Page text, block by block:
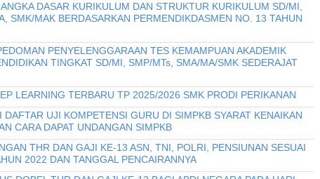
DASAR KURIKULUM DAN STRUKTUR KURIKULUM SD/MI,
SMK/MAK BERDASARKAN PERMENDIKDASMEN NO. 13 TAHUN
PENYELENGGARAAN TES KEMAMPUAN AKADEMIK
TINGKAT SD/MI, SMP/MTs, SMA/MA/SMK SEDERAJAT
LEARNING TERBARU TP 2025/2026 SMK PRODI PERIKANAN
DAFTAR UJI KOMPETENSI GURU DI SIMPKB SYARAT KENAIKAN
CARA DAPAT UNDANGAN SIMPKB
THR DAN GAJI KE-13 ASN, TNI, POLRI, PENSIUNAN SESUAI
2022 DAN TANGGAL PENCAIRANNYA